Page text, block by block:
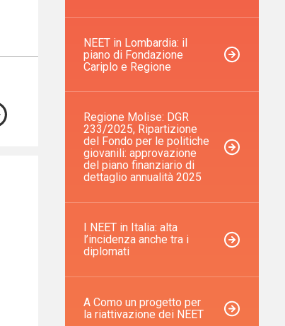
NEET in Lombardia: il
piano di Fondazione
Cariplo e Regione
Regione Molise: DGR
233/2025, Ripartizione
del Fondo per le politiche
giovanili: approvazione
del piano finanziario di
dettaglio annualità 2025
I NEET in Italia: alta
l’incidenza anche tra i
diplomati
A Como un progetto per
la riattivazione dei NEET